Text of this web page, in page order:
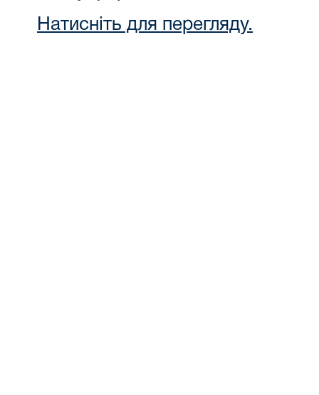
Натисніть для перегляду.